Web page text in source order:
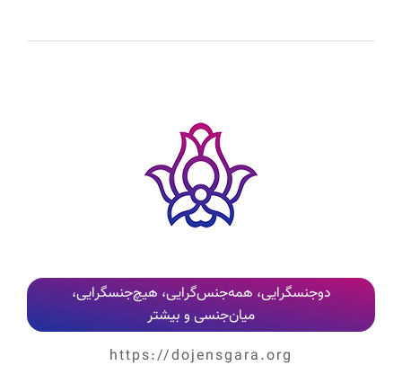
دوجنسگرایی، همه‌جنس‌گرایی، هیچ‌جنسگرایی،
میان‌جنسی و بیشتر
https://dojensgara.org